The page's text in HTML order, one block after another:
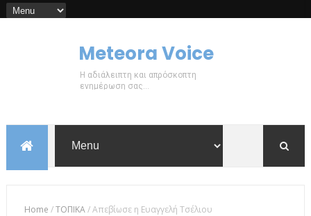
Meteora Voice
Η αδιάλειπτη και απρόσκοπτη
ενημέρωση σας...
Home /ΤΟΠΙΚΑ/Απεβίωσε η Ευαγγελή Τσέλιου